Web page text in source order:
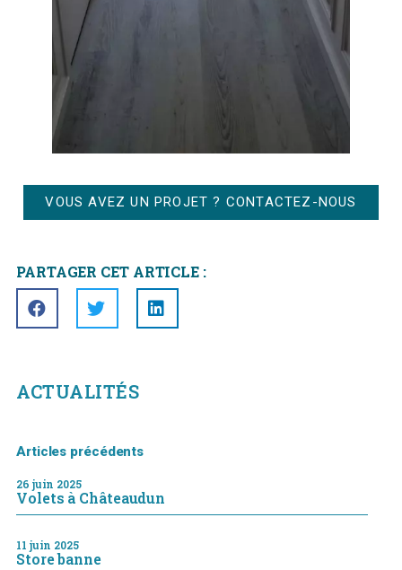
ACTUALITÉS
Articles précédents
26 juin 2025
Volets à Châteaudun
11 juin 2025
Store banne
VOUS AVEZ UN PROJET ? CONTACTEZ-NOUS
PARTAGER CET ARTICLE :